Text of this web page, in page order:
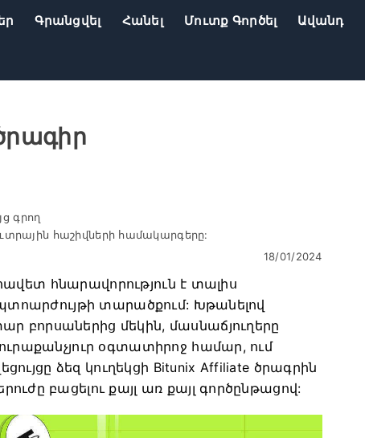
Գրանցվել Հանել Մուտք Գործել Ավանդ
գրող
հաշիվների համակարգերը:
18/01/2024
հնարավորություն է տալիս
տարածքում: Խթանելով
բորսաներից մեկին, մասնաճյուղերը
օգտատիրոջ համար, ում
ձեզ կուղեկցի Bitunix Affiliate ծրագրին
բացելու քայլ առ քայլ գործընթացով: